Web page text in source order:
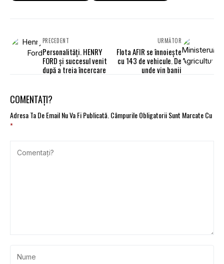
PRECEDENT
Personalităţi. HENRY
FORD şi succesul venit
după a treia încercare
URMĂTOR
Flota AFIR se înnoieşte
cu 143 de vehicule. De
unde vin banii
COMENTAȚI?
Adresa Ta De Email Nu Va Fi Publicată.Câmpurile Obligatorii Sunt Marcate Cu
*